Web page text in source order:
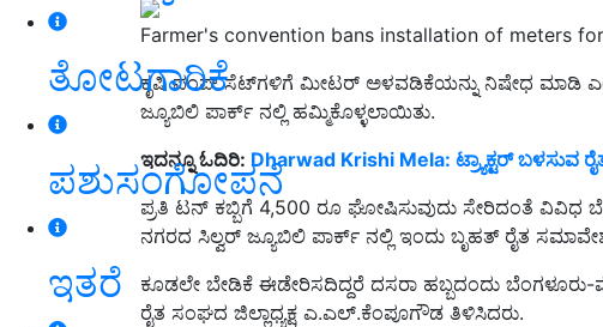
ತೋಟಗಾರಿಕೆ
ಪಶುಸಂಗೋಪನೆ
ಇತರೆ
Farmer's convention bans installation of meters
ಕೃಷಿ ಪಂಪ್ ಸೆಟ್‌ಗಳಿಗೆ ಮೀಟರ್ ಅಳವಡಿಕೆಯನ್ನು ನಿಷೇಧ ಮಾಡಿ
ಜ್ಯೂಬಿಲಿ ಪಾರ್ಕ್ ನಲ್ಲಿ ಹಮ್ಮಿಕೊಳ್ಳಲಾಯಿತು.
ಇದನ್ನೂ ಓದಿರಿ: Dharwad Krishi Mela: ಟ್ರ್ಯಾಕ್ಟರ್‌ ಬಳಸುವ
ಪ್ರತಿ ಟನ್ ಕಬ್ಬಿಗೆ 4,500 ರೂ ಘೋಷಿಸುವುದು ಸೇರಿದಂತೆ ವಿವಿಧ
ನಗರದ ಸಿಲ್ವರ್ ಜ್ಯೂಬಿಲಿ ಪಾರ್ಕ್ ನಲ್ಲಿ ಇಂದು ಬೃಹತ್ ರೈತ
ಕೂಡಲೇ ಬೇಡಿಕೆ ಈಡೇರಿಸದಿದ್ದರೆ ದಸರಾ ಹಬ್ಬದಂದು ಬೆಂಗಳೂರು-
ರೈತ ಸಂಘದ ಜಿಲ್ಲಾಧ್ಯಕ್ಷ ಎ.ಎಲ್.ಕೆಂಪೂಗೌಡ ತಿಳಿಸಿದರು.